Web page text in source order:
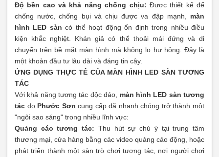
Độ bền cao và khả năng chống chịu: Được thiết kế để
chống nước, chống bụi và chịu được va đập mạnh, màn
hình LED sàn có thể hoạt động ổn định trong nhiều điều
kiện khắc nghiệt. Khán giả có thể thoải mái đứng và di
chuyển trên bề mặt màn hình mà không lo hư hỏng. Đây là
một khoản đầu tư lâu dài và đáng tin cậy.
ỨNG DỤNG THỰC TẾ CỦA MÀN HÌNH LED SÀN TƯƠNG
TÁC
Với khả năng tương tác độc đáo, màn hình LED sàn tương
tác do Phước Sơn cung cấp đã nhanh chóng trở thành một
"ngôi sao sáng" trong nhiều lĩnh vực:
Quảng cáo tương tác: Thu hút sự chú ý tại trung tâm
thương mại, cửa hàng bằng các video quảng cáo động, hoặc
phát triển thành một sàn trò chơi tương tác, nơi người chơi